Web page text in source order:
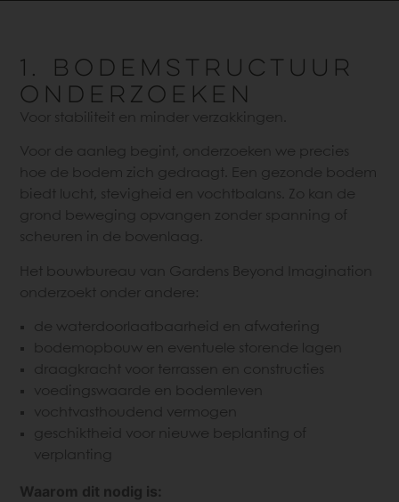
1. BODEMSTRUCTUUR
ONDERZOEKEN
Voor stabiliteit en minder verzakkingen.
Voor de aanleg begint, onderzoeken we precies
hoe de bodem zich gedraagt. Een gezonde bodem
biedt lucht, stevigheid en vochtbalans. Zo kan de
grond beweging opvangen zonder spanning of
scheuren in de bovenlaag.
Het bouwbureau van Gardens Beyond Imagination
onderzoekt onder andere:
de waterdoorlaatbaarheid en afwatering
bodemopbouw en eventuele storende lagen
draagkracht voor terrassen en constructies
voedingswaarde en bodemleven
vochtvasthoudend vermogen
geschiktheid voor nieuwe beplanting of
verplanting
Waarom dit nodig is: